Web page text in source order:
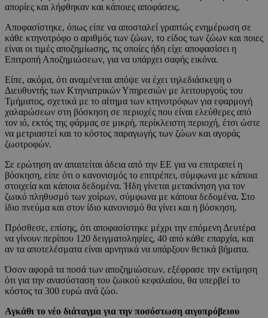
απορίες και λήφθηκαν και κάποιες αποφάσεις.
Αποφασίστηκε, όπως είπε να αποσταλεί γραπτώς ενημέρωση σε
κάθε κτηνοτρόφο ο αριθμός των ζώων, το είδος των ζώων και ποιες
είναι οι τιμές αποζημίωσης, τις οποίες ήδη είχε αποφασίσει η
Επιτροπή Αποζημιώσεων, για να υπάρχει σαφής εικόνα.
Είπε, ακόμα, ότι αναμένεται απόψε να έχει τηλεδιάσκεψη ο
Διευθυντής των Κτηνιατρικών Υπηρεσιών με λειτουργούς του
Τμήματος, σχετικά με το αίτημα των κτηνοτρόφων για εφαρμογή
χαλαρώσεων στη βόσκηση σε περιοχές που είναι ελεύθερες από
τον ιό, εκτός της φάρμας σε μικρή, περίκλειστη περιοχή, έτσι ώστε
να μετριαστεί και το κόστος παραγωγής των ζώων και αγοράς
ζωοτροφών.
Σε ερώτηση αν απαιτείται άδεια από την ΕΕ για να επιτραπεί η
βόσκηση, είπε ότι ο κανονισμός το επιτρέπει, σύμφωνα με κάποια
στοιχεία και κάποια δεδομένα. Ήδη γίνεται μετακίνηση για τον
ζωικό πληθυσμό των χοίρων, σύμφωνα με κάποια δεδομένα. Στο
ίδιο πνεύμα και στον ίδιο κανονισμό θα γίνει και η βόσκηση.
Πρόσθεσε, επίσης, ότι αποφασίστηκε μέχρι την επόμενη Δευτέρα
να γίνουν περίπου 120 δειγματοληψίες, 40 από κάθε επαρχία, και
αν τα αποτελέσματα είναι αρνητικά να υπάρξουν θετικά βήματα.
Όσον αφορά τα ποσά των αποζημιώσεων, εξέφρασε την εκτίμηση
ότι για την ανασύσταση του ζωικού κεφαλαίου, θα υπερβεί το
κόστος τα 300 ευρώ ανά ζώο.
Αγκάθι το νέο διάταγμα για την ποσόστωση αιγοπρόβειου